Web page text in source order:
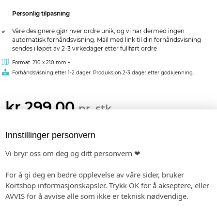
Personlig tilpasning
Våre designere gjør hver ordre unik, og vi har dermed ingen
automatisk forhåndsvisning. Mail med link til din forhåndsvisning
sendes i løpet av 2-3 virkedager etter fullført ordre
Format: 210 x 210 mm -
Forhåndsvisning etter 1-2 dager. Produksjon 2-3 dager etter godkjenning.
kr 299,00 pr. stk.
MATCHENDE PRODUKTER:
BORDKART SMÅ PLAKATER MENY
Innstillinger personvern
Vi bryr oss om deg og ditt personvern ❤
For å gi deg en bedre opplevelse av våre sider, bruker
Kortshop informasjonskapsler. Trykk OK for å akseptere, eller
AVVIS for å avvise alle som ikke er teknisk nødvendige.